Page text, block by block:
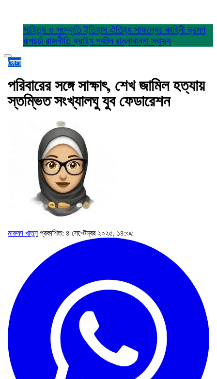
সাহিত্য ও সংস্কৃতিইতিহাস ঐতিহ্য সাফল্যের কাহিনীভ্রমণ
রূপচর্চা রাজনীতিক্রাইম পর্যটন রান্নাবান্নাস্বাস্থ্য
জেলা
পরিবারের সঙ্গে সাক্ষাৎ, শেখ জামিল হত্যায়
স্তম্ভিত সংখ্যালঘু যুব ফেডারেশন
মারুফা খাতুন প্রকাশিত: ৪ সেপ্টেম্বর ২০২৫, ১৪:৩৫